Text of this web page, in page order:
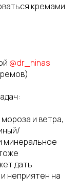
кремами
@dr_ninas
и ветра,
минеральное
дать
неприятен на